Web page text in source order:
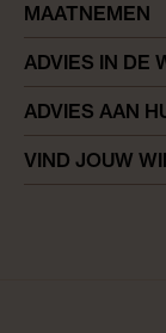
MAATNEMEN
ADVIES IN DE
ADVIES AAN
VIND JOUW